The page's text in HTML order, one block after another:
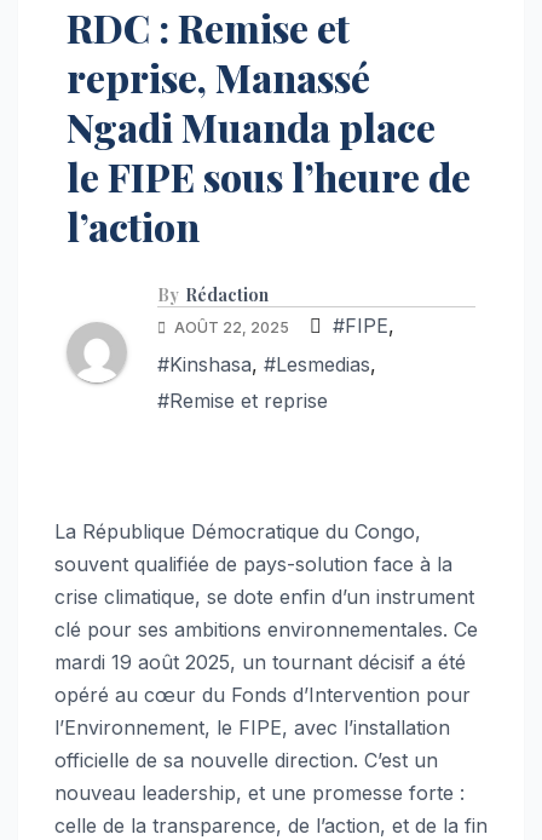
RDC : Remise et
reprise, Manassé
Ngadi Muanda place
le FIPE sous l’heure de
l’action
By Rédaction
AOÛT 22, 2025 #FIPE,
#Kinshasa, #Lesmedias,
#Remise et reprise
La République Démocratique du Congo,
souvent qualifiée de pays-solution face à la
crise climatique, se dote enfin d’un instrument
clé pour ses ambitions environnementales. Ce
mardi 19 août 2025, un tournant décisif a été
opéré au cœur du Fonds d’Intervention pour
l’Environnement, le FIPE, avec l’installation
officielle de sa nouvelle direction. C’est un
nouveau leadership, et une promesse forte :
celle de la transparence, de l’action, et de la fin